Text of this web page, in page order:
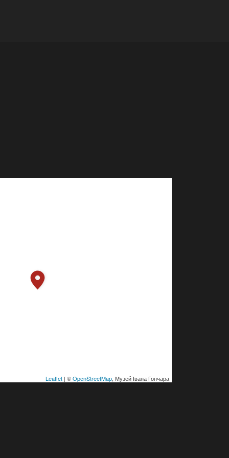
Leaflet | ©OpenStreetMap, Музей Івана Гончара